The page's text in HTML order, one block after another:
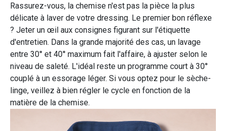
Rassurez-vous, la chemise n'est pas la pièce la plus
délicate à laver de votre dressing. Le premier bon réflexe
? Jeter un œil aux consignes figurant sur l'étiquette
d'entretien. Dans la grande majorité des cas, un lavage
entre 30° et 40° maximum fait l'affaire, à ajuster selon le
niveau de saleté. L'idéal reste un programme court à 30°
couplé à un essorage léger. Si vous optez pour le sèche-
linge, veillez à bien régler le cycle en fonction de la
matière de la chemise.